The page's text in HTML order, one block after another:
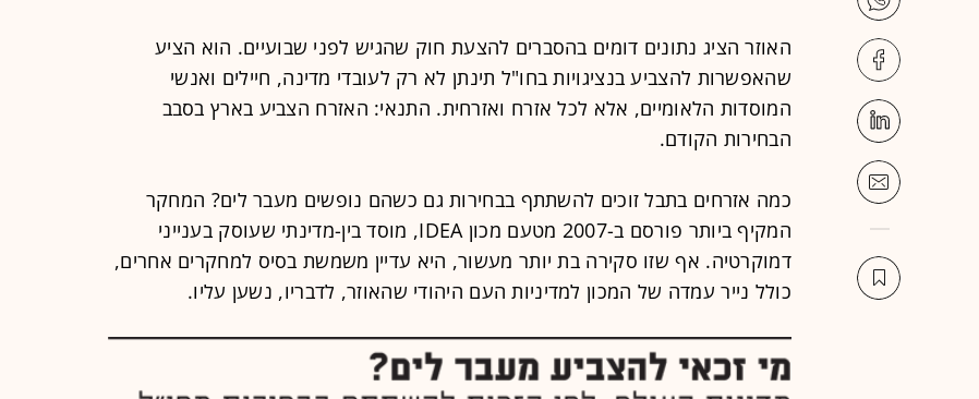
האוזר הציג נתונים דומים בהסברים להצעת חוק שהגיש לפני שבועיים. הוא הציע
שהאפשרות להצביע בנציגויות בחו"ל תינתן לא רק לעובדי מדינה, חיילים ואנשי
המוסדות הלאומיים, אלא לכל אזרח ואזרחית. התנאי: האזרח הצביע בארץ בסבב
הבחירות הקודם.
כמה אזרחים בתבל זוכים להשתתף בבחירות גם כשהם נופשים מעבר לים? המחקר
המקיף ביותר פורסם ב-2007 מטעם מכון IDEA, מוסד בין-מדינתי שעוסק בענייני
דמוקרטיה. אף שזו סקירה בת יותר מעשור, היא עדיין משמשת בסיס למחקרים אחרים,
כולל נייר עמדה של המכון למדיניות העם היהודי שהאוזר, לדבריו, נשען עליו.